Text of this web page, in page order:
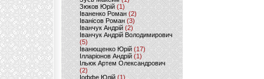
Зюков Юрій (1)
Іваненко Роман (2)
Іванісов Роман (3)
Іванчук Андрій(2)
Іванчук Андрій Володимирович
(5)
Іванющенко Юрій (17)
Ілларіонов Андрій (1)
Ільюк Артем Олександрович
(2)
Іоффе Юлій (1)